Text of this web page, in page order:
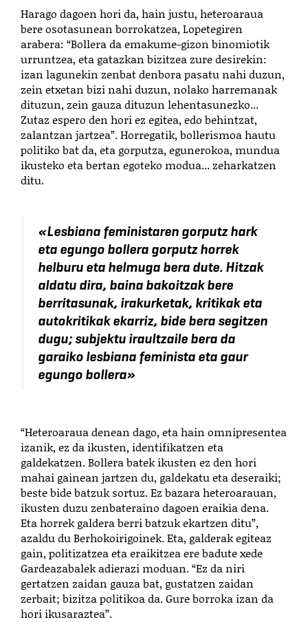
Harago dagoen hori da, hain justu, heteroaraua
bere osotasunean borrokatzea, Lopetegiren
arabera: “Bollera da emakume-gizon binomiotik
urruntzea, eta gatazkan bizitzea zure desirekin:
izan lagunekin zenbat denbora pasatu nahi duzun,
zein etxetan bizi nahi duzun, nolako harremanak
dituzun, zein gauza dituzun lehentasunezko...
Zutaz espero den hori ez egitea, edo behintzat,
zalantzan jartzea”. Horregatik, bollerismoa hautu
politiko bat da, eta gorputza, egunerokoa, mundua
ikusteko eta bertan egoteko modua... zeharkatzen
ditu.
«Lesbiana feministaren gorputz hark
eta egungo bollera gorputz horrek
helburu eta helmuga bera dute. Hitzak
aldatu dira, baina bakoitzak bere
berritasunak, irakurketak, kritikak eta
autokritikak ekarriz, bide bera segitzen
dugu; subjektu iraultzaile bera da
garaiko lesbiana feminista eta gaur
egungo bollera»
“Heteroaraua denean dago, eta hain omnipresentea
izanik, ez da ikusten, identifikatzen eta
galdekatzen. Bollera batek ikusten ez den hori
mahai gainean jartzen du, galdekatu eta deseraiki;
beste bide batzuk sortuz. Ez bazara heteroarauan,
ikusten duzu zenbateraino dagoen eraikia dena.
Eta horrek galdera berri batzuk ekartzen ditu”,
azaldu du Berhokoirigoinek. Eta, galderak egiteaz
gain, politizatzea eta eraikitzea ere badute xede
Gardeazabalek adierazi moduan. “Ez da niri
gertatzen zaidan gauza bat, gustatzen zaidan
zerbait; bizitza politikoa da. Gure borroka izan da
hori ikusaraztea”.